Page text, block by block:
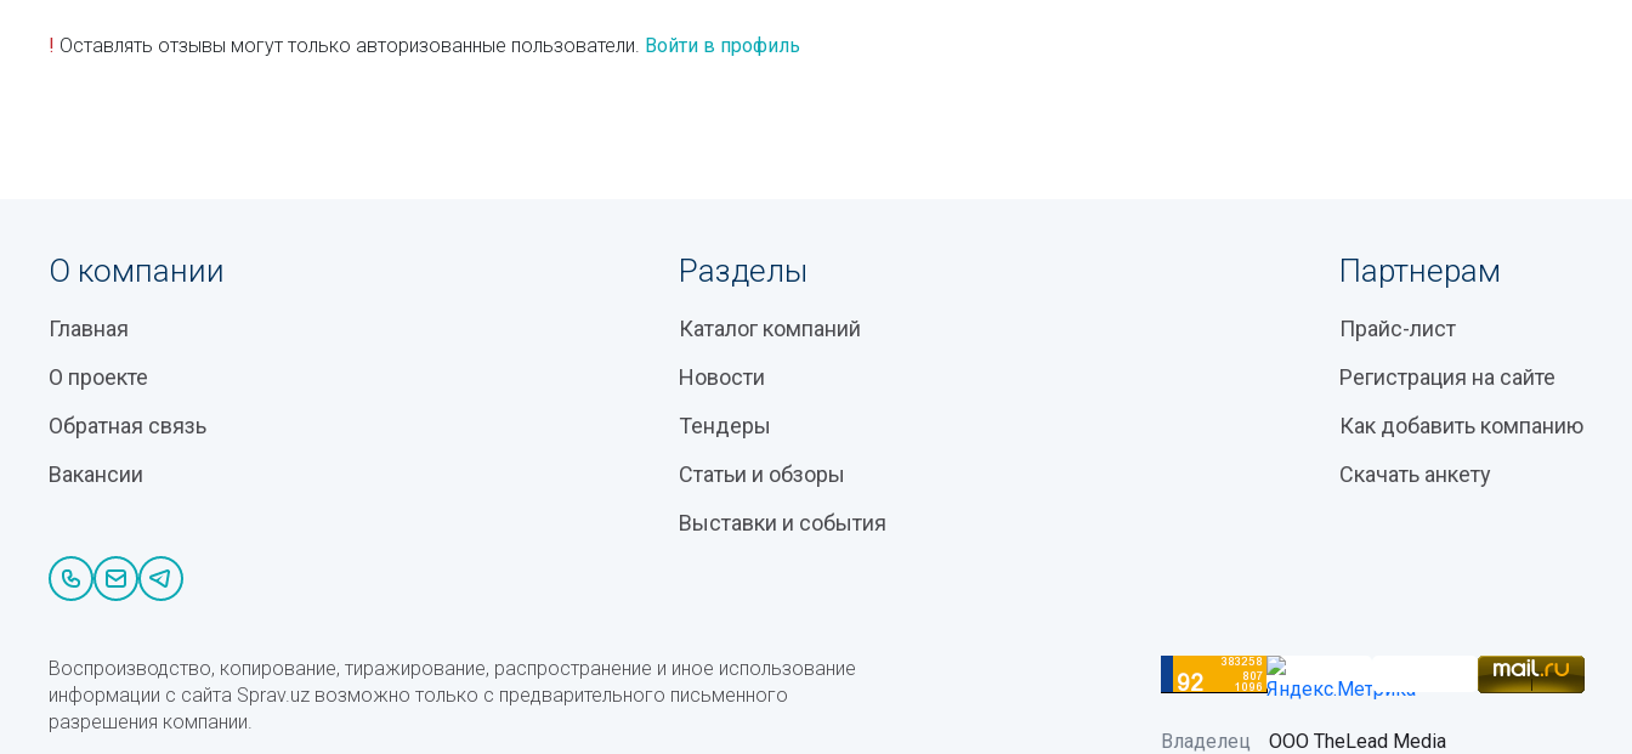
! Оставлять отзывы могут только авторизованные пользователи. Войти в профиль
О компании
Главная
О проекте
Обратная связь
Вакансии
Разделы
Каталог компаний
Новости
Тендеры
Статьи и обзоры
Выставки и события
Партнерам
Прайс-лист
Регистрация на сайте
Как добавить компанию
Скачать анкету
Воспроизводство, копирование, тиражирование, распространение и иное использование
информации с сайта Sprav.uz возможно только с предварительного письменного
разрешения компании.
Владелец
ООО TheLead Media